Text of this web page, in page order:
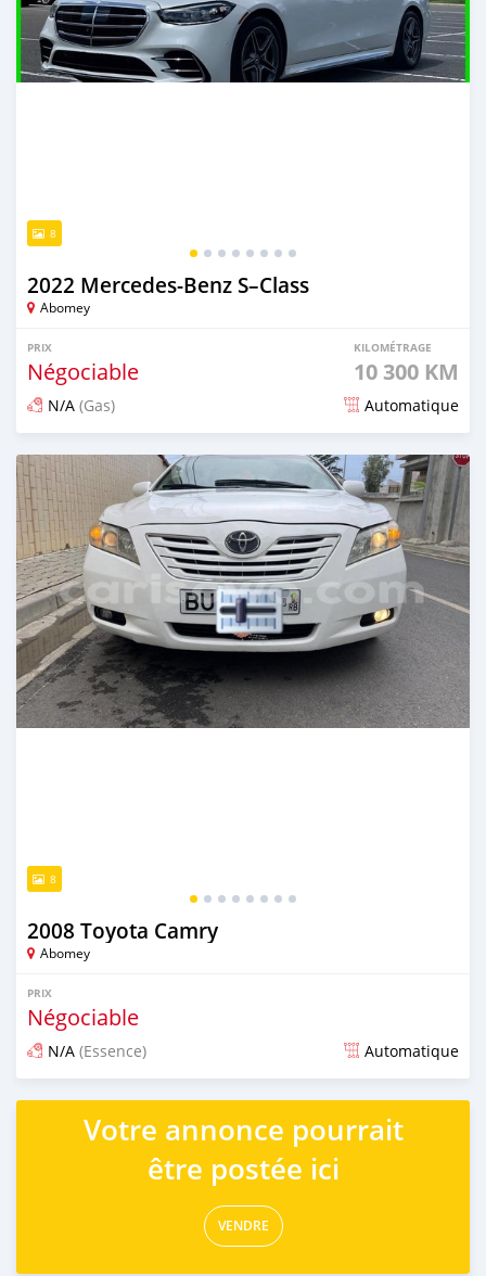
8
2022 Mercedes-Benz S–Class
Abomey
PRIX
Négociable
KILOMÉTRAGE
10 300 KM
N/A (Gas) Automatique
Publié il y a environ 2 ans
8
2008 Toyota Camry
Abomey
PRIX
Négociable
N/A (Essence) Automatique
Publié il y a environ 2 ans
Votre annonce pourrait
être postée ici
VENDRE